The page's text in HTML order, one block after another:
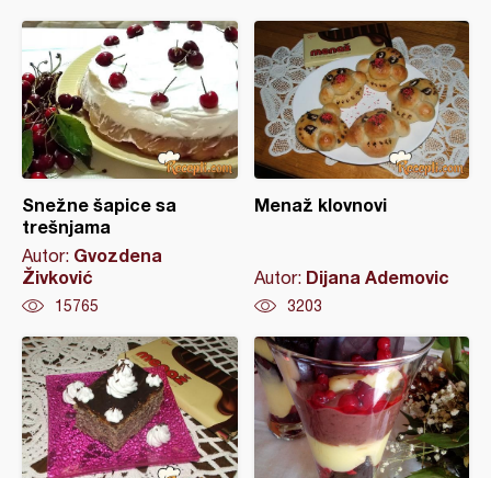
Snežne šapice sa
trešnjama
Autor: Gvozdena
Živković
15765
Menaž klovnovi
Autor: Dijana Ademovic
3203